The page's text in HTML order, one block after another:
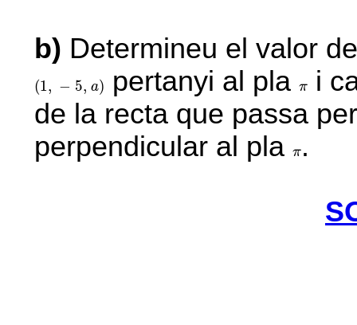
b) Determineu el valor
(1, − 5, a)
(1 a) pertanyi al pla π
πi
de la recta que passa
perpendicular al pla π
π.